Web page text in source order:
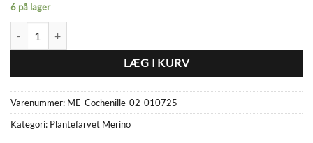
6 på lager
LÆG I KURV
Varenummer: ME_Cochenille_02_010725
Kategori: Plantefarvet Merino